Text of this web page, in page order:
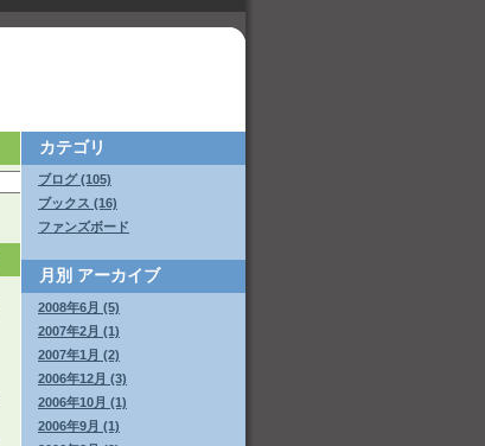
カテゴリ
ブログ (105)
ブックス (16)
ファンズボード
月別 アーカイブ
2008年6月 (5)
2007年2月 (1)
2007年1月 (2)
2006年12月 (3)
2006年10月 (1)
2006年9月 (1)